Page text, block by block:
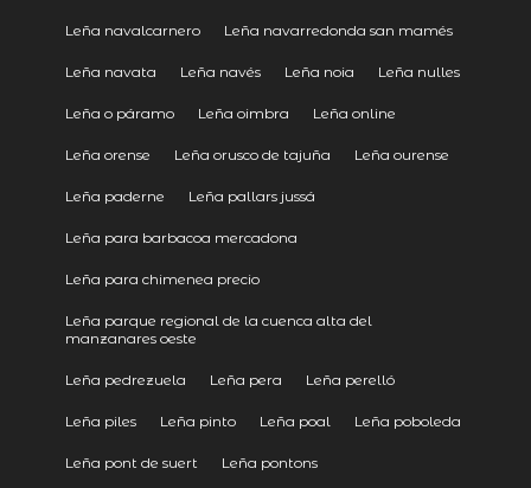
Leña navalcarnero Leña navarredonda san mamés
Leña navata Leña navés Leña noia Leña nulles
Leña o páramo Leña oimbra Leña online
Leña orense Leña orusco de tajuña Leña ourense
Leña paderne Leña pallars jussá
Leña para barbacoa mercadona
Leña para chimenea precio
Leña parque regional de la cuenca alta del
manzanares oeste
Leña pedrezuela Leña pera Leña perelló
Leña piles Leña pinto Leña poal Leña poboleda
Leña pont de suert Leña pontons